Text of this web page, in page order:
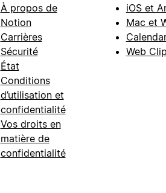
À propos de
Notion
Carrières
Sécurité
État
Conditions
d’utilisation et
confidentialité
Vos droits en
matière de
confidentialité
iOS et
Mac et
Web